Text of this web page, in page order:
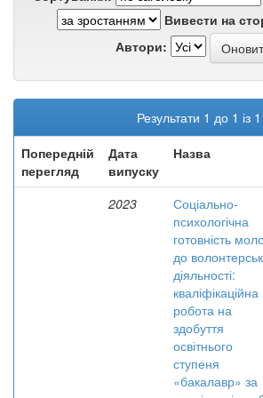
Вивести на
Автори:
Результати 1 до 1 із 1
Попередній
перегляд
Дата
випуску
Назва
2023
Соціально-
психологічна
готовність
до
діяльності:
кваліфікаційна
робота на
здобуття
освітнього
ступеня
«бакалавр» за